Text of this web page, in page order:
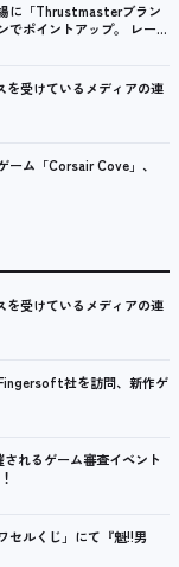
に「Thrustmasterブラン
でポイントアップ。 レーシ
心に、幅広くラインナッ
を受けているメディアの連
ーム「Corsair Cove」、
を受けているメディアの連
社を訪問、新作ゲ
れるゲーム審査イベント
セルくじ」にて『魁!!男